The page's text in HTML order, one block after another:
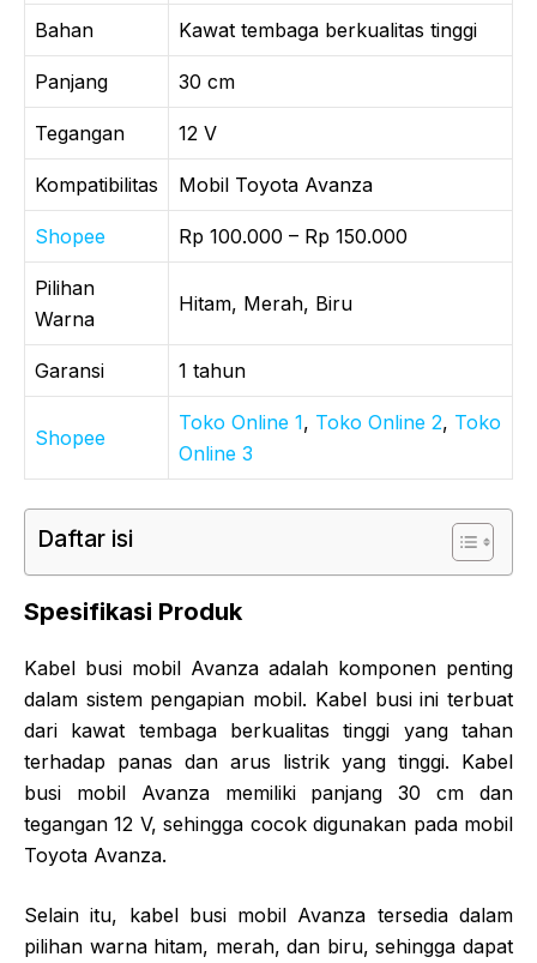
Bahan Kawat tembaga berkualitas tinggi
Panjang 30 cm
Tegangan 12 V
Kompatibilitas Mobil Toyota Avanza
Shopee Rp 100.000 – Rp 150.000
Pilihan
Warna
Hitam, Merah, Biru
Garansi 1 tahun
Shopee
Toko Online 1, Toko Online 2, Toko
Online 3
Daftar isi
Spesifikasi Produk
Kabel busi mobil Avanza adalah komponen penting
dalam sistem pengapian mobil. Kabel busi ini terbuat
dari kawat tembaga berkualitas tinggi yang tahan
terhadap panas dan arus listrik yang tinggi. Kabel
busi mobil Avanza memiliki panjang 30 cm dan
tegangan 12 V, sehingga cocok digunakan pada mobil
Toyota Avanza.
Selain itu, kabel busi mobil Avanza tersedia dalam
pilihan warna hitam, merah, dan biru, sehingga dapat